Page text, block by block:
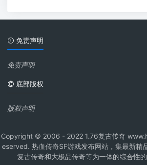
免责声明
免责声明
底部版权
版权声明
Copyright © 2006 - 2022 1.76复古传奇
eserved. 热血传奇SF游戏发布网站，集最新精
复古传奇和大极品传奇等为一体的综合性的